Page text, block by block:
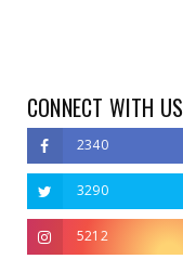
CONNECT WITH US
2340
3290
5212